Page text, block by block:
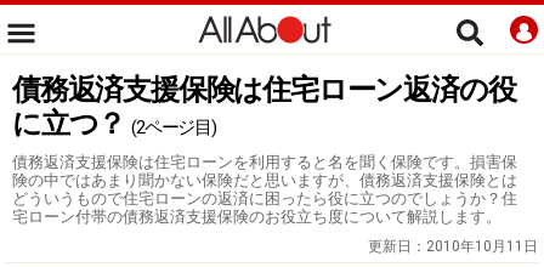
債務返済支援保険は住宅ローン返済の役
に立つ？ (2ページ目)
債務返済支援保険は住宅ローンを利用すると名を聞く保険です。損害保
険の中ではあまり聞かない保険だと思いますが、債務返済支援保険とは
どういうもので住宅ローンの返済に困ったら役に立つのでしょうか？住
宅ローン付帯の債務返済支援保険のお役立ち度について解説します。
更新日： 2010年10月11日